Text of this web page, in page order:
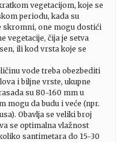
vegetacijom, koje se
periodu, kada su
one mogu dostići
vegetacije, čija je setva
ili kod vrsta koje se
vode treba obezbediti
i biljne vrste, ukupne
su 80-160 mm u
mogu da budu i veće (npr.
Obavlja se veliki broj
se optimalna vlažnost
santimetara do 15-30